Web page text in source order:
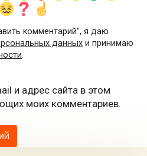
комментарий", я даю
данных и принимаю
.
и адрес сайта в этом
моих комментариев.